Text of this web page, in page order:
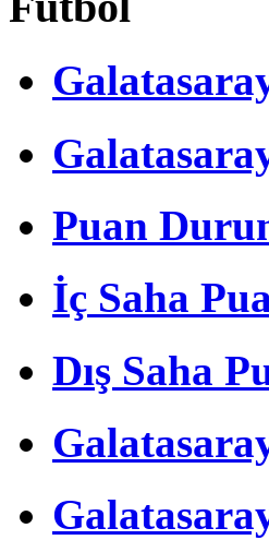
Puan
İç Saha
Dış Saha